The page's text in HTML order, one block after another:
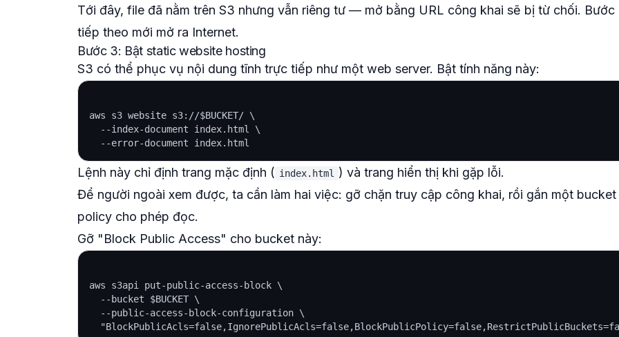
Tới đây, file đã nằm trên S3 nhưng vẫn riêng tư — mở bằng URL công khai sẽ bị từ chối. Bước
tiếp theo mới mở ra Internet.
Bước 3: Bật static website hosting
S3 có thể phục vụ nội dung tĩnh trực tiếp như một web server. Bật tính năng này:
aws s3 website s3://$BUCKET/ \
  --index-document index.html \
Lệnh này chỉ định trang mặc định ( index.html
) và trang hiển thị khi gặp lỗi.
Để người ngoài xem được, ta cần làm hai việc: gỡ chặn truy cập công khai, rồi gắn một bucket
policy cho phép đọc.
Gỡ "Block Public Access" cho bucket này:
aws s3api put-public-access-block \
  --bucket $BUCKET \
  --public-access-block-configuration \